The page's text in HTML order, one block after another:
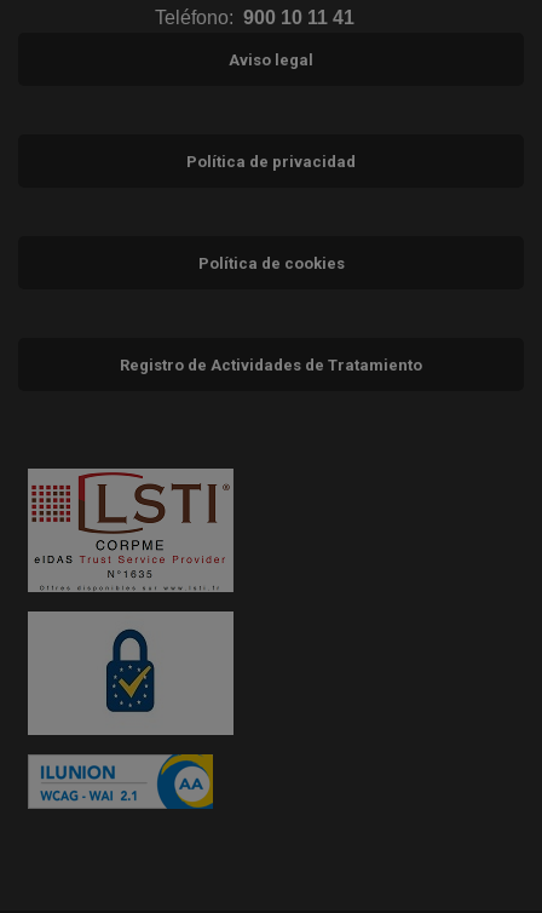
Teléfono: 900 10 11 41
Aviso legal
Política de privacidad
Política de cookies
Registro de Actividades de Tratamiento